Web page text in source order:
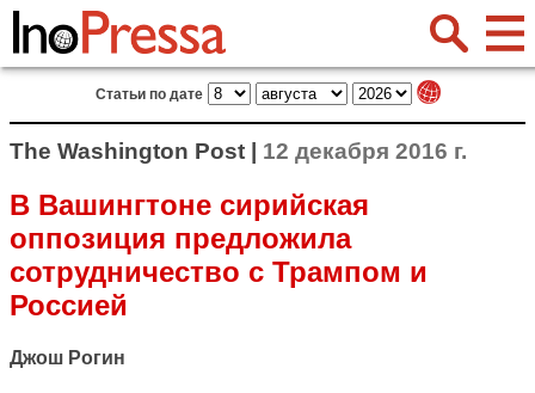
Статьи по дате
The Washington Post | 12 декабря 2016 г.
В Вашингтоне сирийская
оппозиция предложила
сотрудничество с Трампом и
Россией
Джош Рогин